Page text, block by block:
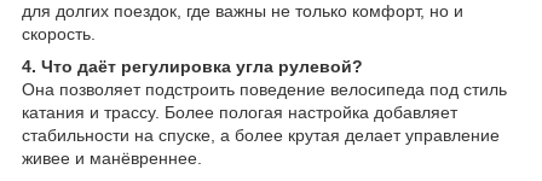
для долгих поездок, где важны не только комфорт, но и
скорость.
4. Что даёт регулировка угла рулевой?
Она позволяет подстроить поведение велосипеда под стиль
катания и трассу. Более пологая настройка добавляет
стабильности на спуске, а более крутая делает управление
живее и манёвреннее.